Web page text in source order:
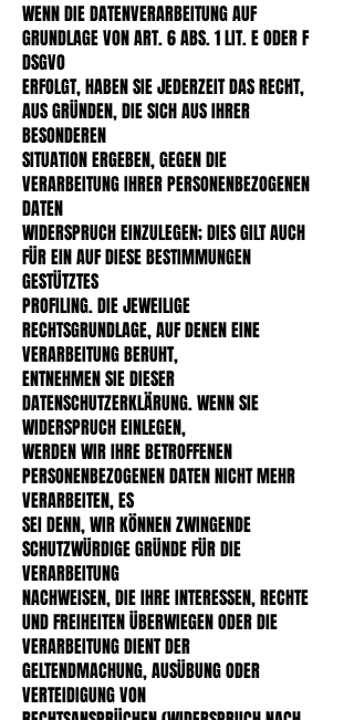
WENN DIE DATENVERARBEITUNG AUF
GRUNDLAGE VON ART. 6 ABS. 1 LIT. E ODER F
DSGVO
ERFOLGT, HABEN SIE JEDERZEIT DAS RECHT,
AUS GRÜNDEN, DIE SICH AUS IHRER
BESONDEREN
SITUATION ERGEBEN, GEGEN DIE
VERARBEITUNG IHRER PERSONENBEZOGENEN
DATEN
WIDERSPRUCH EINZULEGEN; DIES GILT AUCH
FÜR EIN AUF DIESE BESTIMMUNGEN
GESTÜTZTES
PROFILING. DIE JEWEILIGE
RECHTSGRUNDLAGE, AUF DENEN EINE
VERARBEITUNG BERUHT,
ENTNEHMEN SIE DIESER
DATENSCHUTZERKLÄRUNG. WENN SIE
WIDERSPRUCH EINLEGEN,
WERDEN WIR IHRE BETROFFENEN
PERSONENBEZOGENEN DATEN NICHT MEHR
VERARBEITEN, ES
SEI DENN, WIR KÖNNEN ZWINGENDE
SCHUTZWÜRDIGE GRÜNDE FÜR DIE
VERARBEITUNG
NACHWEISEN, DIE IHRE INTERESSEN, RECHTE
UND FREIHEITEN ÜBERWIEGEN ODER DIE
VERARBEITUNG DIENT DER
GELTENDMACHUNG, AUSÜBUNG ODER
VERTEIDIGUNG VON